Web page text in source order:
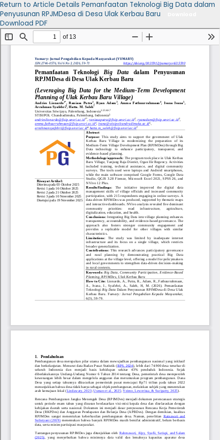
Return to Article Details Pemanfaatan Teknologi Big Data dalam
Penyusunan RPJMDesa di Desa Ulak Kerbau Baru
Download PDF